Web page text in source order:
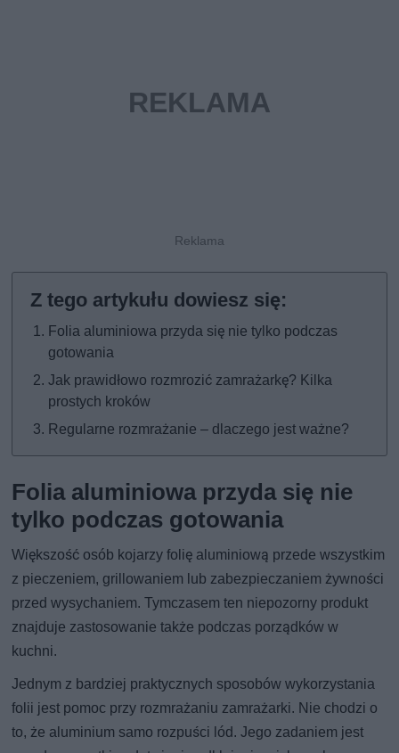
Folia aluminiowa przyda się nie tylko podczas
gotowania
Jak prawidłowo rozmrozić zamrażarkę? Kilka
prostych kroków
Regularne rozmrażanie – dlaczego jest ważne?
Folia aluminiowa przyda się nie
tylko podczas gotowania
Większość osób kojarzy folię aluminiową przede wszystkim
z pieczeniem, grillowaniem lub zabezpieczaniem żywności
przed wysychaniem. Tymczasem ten niepozorny produkt
znajduje zastosowanie także podczas porządków w
kuchni.
Jednym z bardziej praktycznych sposobów wykorzystania
folii jest pomoc przy rozmrażaniu zamrażarki. Nie chodzi o
to, że aluminium samo rozpuści lód. Jego zadaniem jest